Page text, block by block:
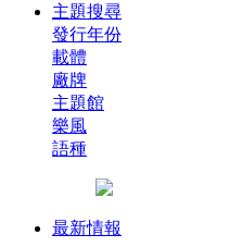
主題搜尋
發行年份
載體
廠牌
主題館
樂風
語種
最新情報